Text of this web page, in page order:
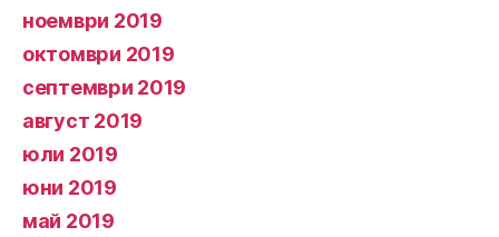
ноември 2019
октомври 2019
септември 2019
август 2019
юли 2019
юни 2019
май 2019